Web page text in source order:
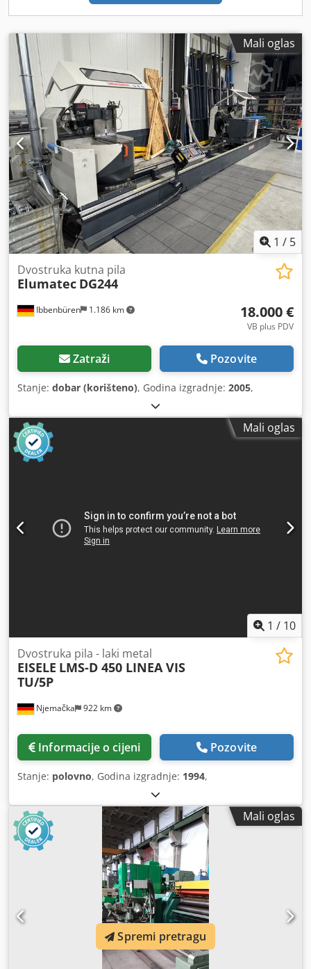
Mali oglas
1 / 5
Ibbenbüren 1.186 km
Dvostruka kutna pila
Elumatec DG244
18.000 €
VB plus PDV
Zatraži Pozovite
Stanje: dobar (korišteno), Godina izgradnje: 2005,
Mali oglas
1 / 10
Njemačka 922 km
Dvostruka pila - laki metal
EISELE LMS-D 450 LINEA VIS
TU/5P
Informacije o cijeni Pozovite
Stanje: polovno, Godina izgradnje: 1994,
Mali oglas
Spremi pretragu